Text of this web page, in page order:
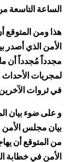
الساعة التاسعة
هذا ومن المتوقع
الأمن الذي أصدر
مجدداًمُجدداً أن
لمجريات
في ثروات
و على ضوء بيان
بيان مجلس الأمن
من المتوقع أن
الأمن في خطابة